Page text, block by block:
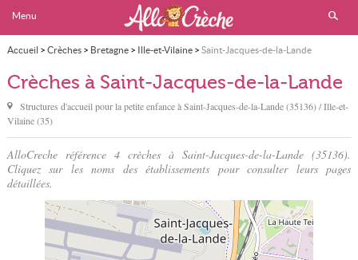
Menu
Accueil > Crèches> Bretagne> Ille-et-Vilaine> Saint-Jacques-de-la-Lande
Crèches à Saint-Jacques-de-la-Lande
Structures d'accueil pour la petite enfance àSaint-Jacques-de-la-Lande(35136) / Ille-et-
Vilaine (35)
AlloCreche référence 4 crèches à Saint-Jacques-de-la-Lande (35136).
Cliquez sur les noms des établissements pour consulter leurs pages
détaillées.